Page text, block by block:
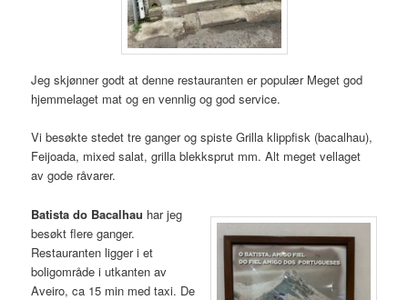
Jeg skjønner godt at denne restauranten er populær Meget god
hjemmelaget mat og en vennlig og god service.
Vi besøkte stedet tre ganger og spiste Grilla klippfisk (bacalhau),
Feijoada, mixed salat, grilla blekksprut mm. Alt meget vellaget
av gode råvarer.
Batista do Bacalhau har jeg
besøkt flere ganger.
Restauranten ligger i et
boligområde i utkanten av
Aveiro, ca 15 min med taxi. De